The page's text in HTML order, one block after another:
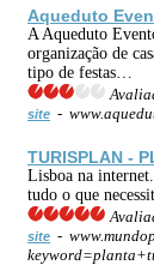
Aqueduto
A Aqueduto
organização de
tipo de festas…
site -
TURISPLAN -
Lisboa na
tudo o que
site -